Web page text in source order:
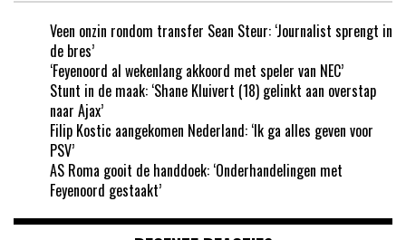
Veen onzin rondom transfer Sean Steur: ‘Journalist sprengt in
de bres’
‘Feyenoord al wekenlang akkoord met speler van NEC’
Stunt in de maak: ‘Shane Kluivert (18) gelinkt aan overstap
naar Ajax’
Filip Kostic aangekomen Nederland: ‘Ik ga alles geven voor
PSV’
AS Roma gooit de handdoek: ‘Onderhandelingen met
Feyenoord gestaakt’